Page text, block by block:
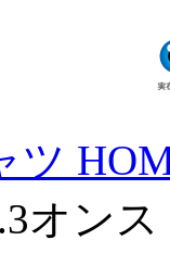
ツ
オン